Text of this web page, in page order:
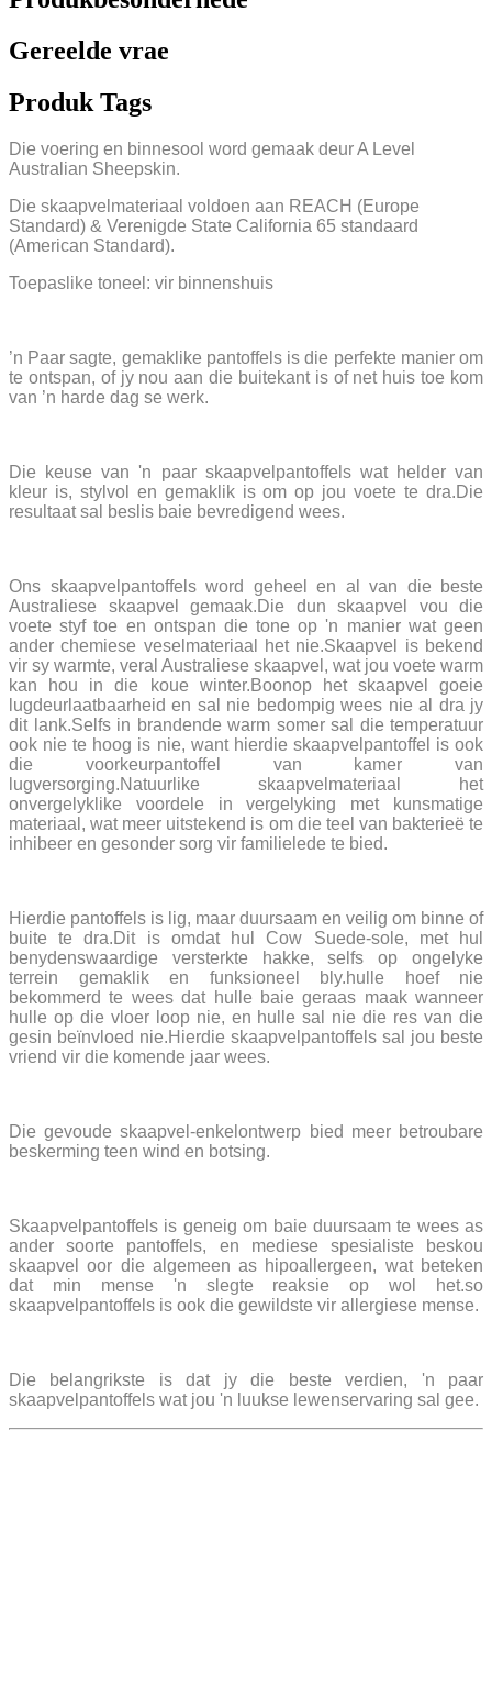
Gereelde vrae
Produk Tags
Die voering en binnesool word gemaak deur A Level
Australian Sheepskin.
Die skaapvelmateriaal voldoen aan REACH (Europe
Standard) & Verenigde State California 65 standaard
(American Standard).
Toepaslike toneel: vir binnenshuis
’n Paar sagte, gemaklike pantoffels is die perfekte manier om
te ontspan, of jy nou aan die buitekant is of net huis toe kom
van ’n harde dag se werk.
Die keuse van 'n paar skaapvelpantoffels wat helder van
kleur is, stylvol en gemaklik is om op jou voete te dra.Die
resultaat sal beslis baie bevredigend wees.
Ons skaapvelpantoffels word geheel en al van die beste
Australiese skaapvel gemaak.Die dun skaapvel vou die
voete styf toe en ontspan die tone op 'n manier wat geen
ander chemiese veselmateriaal het nie.Skaapvel is bekend
vir sy warmte, veral Australiese skaapvel, wat jou voete warm
kan hou in die koue winter.Boonop het skaapvel goeie
lugdeurlaatbaarheid en sal nie bedompig wees nie al dra jy
dit lank.Selfs in brandende warm somer sal die temperatuur
ook nie te hoog is nie, want hierdie skaapvelpantoffel is ook
die voorkeurpantoffel van kamer van
lugversorging.Natuurlike skaapvelmateriaal het
onvergelyklike voordele in vergelyking met kunsmatige
materiaal, wat meer uitstekend is om die teel van bakterieë te
inhibeer en gesonder sorg vir familielede te bied.
Hierdie pantoffels is lig, maar duursaam en veilig om binne of
buite te dra.Dit is omdat hul Cow Suede-sole, met hul
benydenswaardige versterkte hakke, selfs op ongelyke
terrein gemaklik en funksioneel bly.hulle hoef nie
bekommerd te wees dat hulle baie geraas maak wanneer
hulle op die vloer loop nie, en hulle sal nie die res van die
gesin beïnvloed nie.Hierdie skaapvelpantoffels sal jou beste
vriend vir die komende jaar wees.
Die gevoude skaapvel-enkelontwerp bied meer betroubare
beskerming teen wind en botsing.
Skaapvelpantoffels is geneig om baie duursaam te wees as
ander soorte pantoffels, en mediese spesialiste beskou
skaapvel oor die algemeen as hipoallergeen, wat beteken
dat min mense 'n slegte reaksie op wol het.so
skaapvelpantoffels is ook die gewildste vir allergiese mense.
Die belangrikste is dat jy die beste verdien, 'n paar
skaapvelpantoffels wat jou 'n luukse lewenservaring sal gee.